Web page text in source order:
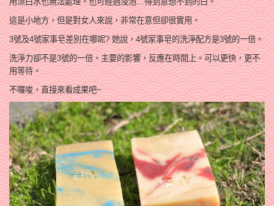
這是小地方，但是對女人來說，非常在意但卻很實用。
3號及4號家事皂差別在哪呢? 她說，4號家事皂的洗淨配方是3號的一倍。
洗淨力卻不是3號的一倍。主要的影響，反應在時間上。可以更快，更不
用等待。
不囉唆，直接來看成果吧~